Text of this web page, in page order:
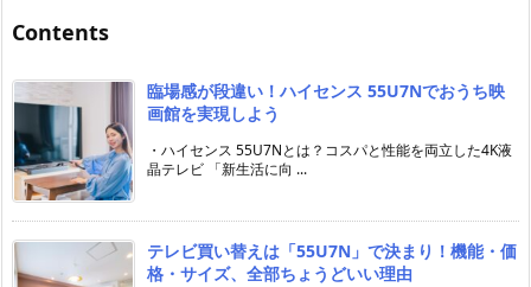
Contents
臨場感が段違い！ハイセンス 55U7Nでおうち映
画館を実現しよう
・ハイセンス 55U7Nとは？コスパと性能を両立した4K液
晶テレビ 「新生活に向 ...
テレビ買い替えは「55U7N」で決まり！機能・価
格・サイズ、全部ちょうどいい理由